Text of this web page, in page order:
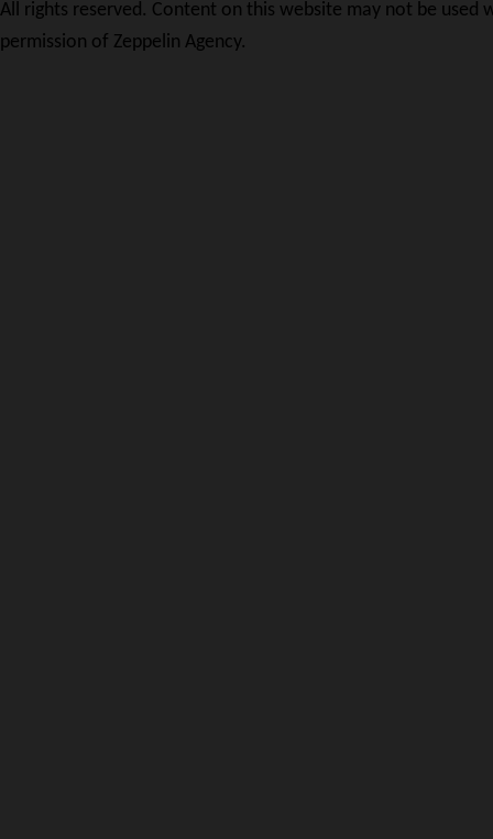
All rights reserved. Content on this website may not be used
permission of Zeppelin Agency.